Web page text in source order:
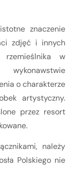
znaczenie
zdjęć i innych
rzemieślnika w
o charakterze
artystyczny.
przez resort
należy
Polskiego nie